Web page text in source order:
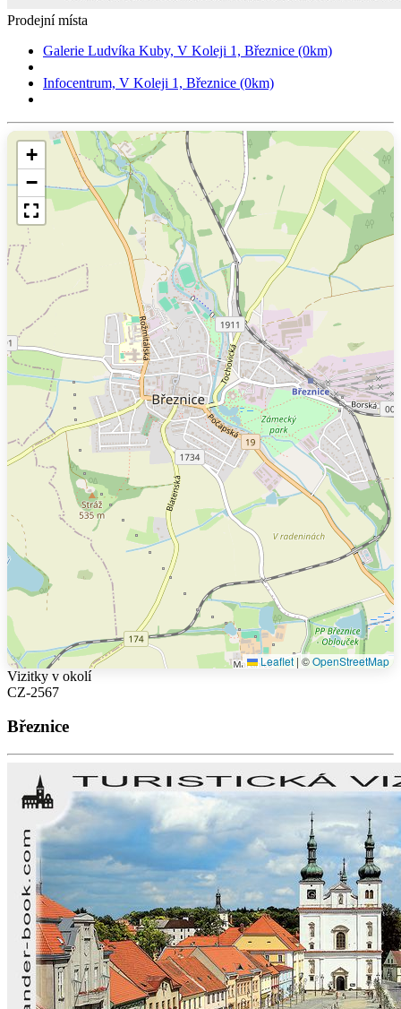
Prodejní místa
Galerie Ludvíka Kuby, V Koleji 1, Březnice (0km)
Infocentrum, V Koleji 1, Březnice (0km)
+
−
Leaflet | ©OpenStreetMap
Vizitky v okolí
CZ-2567
Březnice